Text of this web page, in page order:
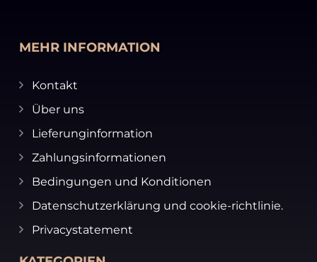
MEHR INFORMATION
Kontakt
Über uns
Lieferunginformation
Zahlungsinformationen
Bedingungen und Konditionen
Datenschutzerklärung und cookie-richtlinie.
Privacystatement